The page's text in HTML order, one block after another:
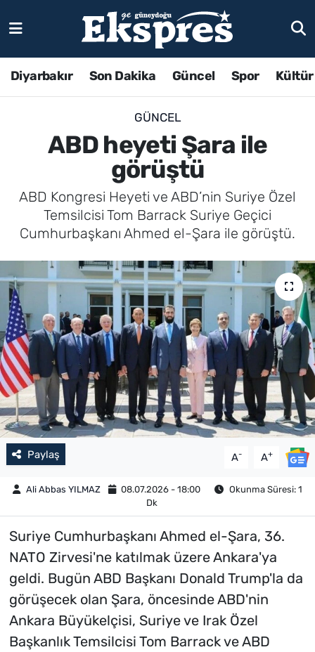
Diyarbakır Son Dakika Güncel Spor
GÜNCEL
ABD heyeti Şara ile
görüştü
ABD Kongresi Heyeti ve ABD’nin Suriye Özel
Temsilcisi Tom Barrack Suriye Geçici
Cumhurbaşkanı Ahmed el-Şara ile görüştü.
Paylaş A- A+
Ali Abbas YILMAZ 08.07.2026 - 18:00
Okunma Süresi: 1
Dk
Suriye Cumhurbaşkanı Ahmed el-Şara, 36.⁠
NATO Zirvesi'ne katılmak üzere Ankara'ya
geldi. Bugün ABD Başkanı Donald Trump'la da
görüşecek olan Şara, öncesinde ABD'nin
Ankara Büyükelçisi, Suriye ve Irak Özel
Başkanlık Temsilcisi Tom Barrack ve ABD